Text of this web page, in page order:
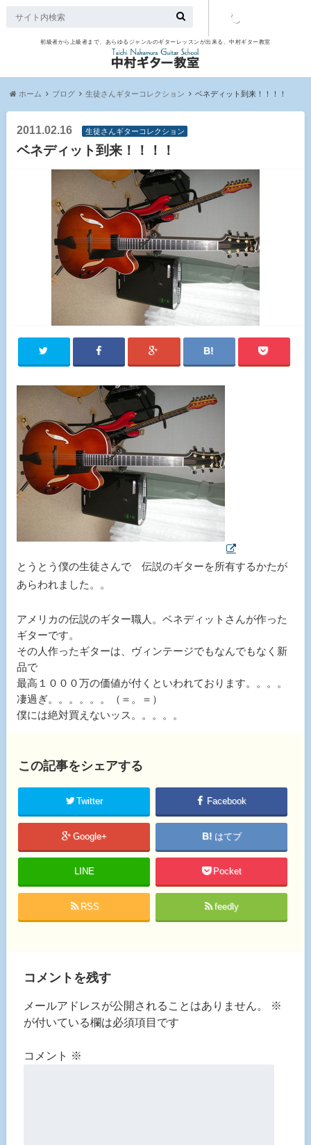
初級者から上級者まで、あらゆるジャンルのギターレッスンが出来る、中村ギター教室
ホーム ブログ 生徒さんギターコレクション ベネディット到来！！！！
2011.02.16 生徒さんギターコレクション
ベネディット到来！！！！
とうとう僕の生徒さんで 伝説のギターを所有するかたが
あらわれました。。
アメリカの伝説のギター職人。ベネディットさんが作った
ギターです。
その人作ったギターは、ヴィンテージでもなんでもなく新
品で
最高１０００万の価値が付くといわれております。。。。
凄過ぎ。。。。。。（＝。＝）
僕には絶対買えないッス。。。。。
この記事をシェアする
Twitter Facebook
Google+ はてブ
LINE Pocket
RSS feedly
コメントを残す
メールアドレスが公開されることはありません。
※
が付いている欄は必須項目です
コメント ※